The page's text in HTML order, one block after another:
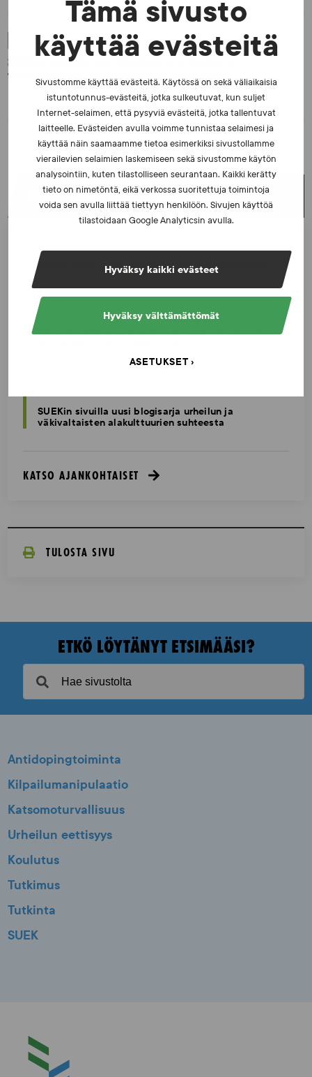
Tämä sivusto
käyttää evästeitä
Sivustomme käyttää evästeitä. Käytössä on sekä väliaikaisia
istuntotunnus-evästeitä, jotka sulkeutuvat, kun suljet
Internet-selaimen, että pysyviä evästeitä, jotka tallentuvat
laitteelle. Evästeiden avulla voimme tunnistaa selaimesi ja
käyttää näin saamaamme tietoa esimerkiksi sivustollamme
vierailevien selaimien laskemiseen sekä sivustomme käytön
analysointiin, kuten tilastolliseen seurantaan. Kaikki kerätty
tieto on nimetöntä, eikä verkossa suoritettuja toimintoja
voida sen avulla liittää tiettyyn henkilöön. Sivujen käyttöä
tilastoidaan Google Analyticsin avulla.
Hyväksy kaikki evästeet
Hyväksy välttämättömät
ASETUKSET
UUTISET - 30.6.2026
SUEKin sivuilla uusi blogisarja urheilun ja
väkivaltaisten alakulttuurien suhteesta
UUSIMMAT UUTISET
Iljukov SUEKin lääketieteelliseksi asiantuntijaksi
UUTISET - 16.7.2026
Dopingrikkomuspäätösten julkistaminen: kysymyksiä
SUEKin sivuilla uusi blogisarja urheilun ja
väkivaltaisten alakulttuurien suhteesta
KATSO AJANKOHTAISET
TULOSTA SIVU
ETKÖ LÖYTÄNYT ETSIMÄÄSI?
Antidopingtoiminta
Kilpailumanipulaatio
Katsomoturvallisuus
Urheilun eettisyys
Koulutus
Tutkimus
Tutkinta
SUEK